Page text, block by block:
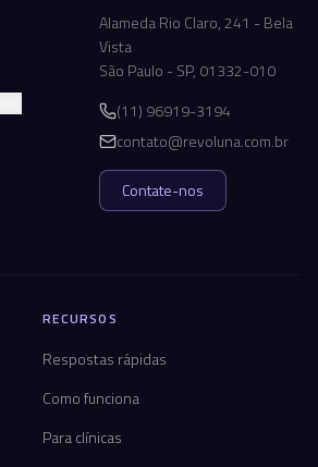
Alameda Rio Claro, 241 - Bela
Vista
São Paulo - SP, 01332-010
(11) 96919-3194
contato@revoluna.com.br
Contate-nos
RECURSOS
Respostas rápidas
Como funciona
Para clínicas